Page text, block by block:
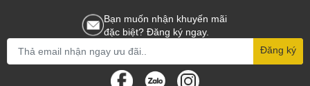
Bạn muốn nhận khuyến mãi
đặc biệt? Đăng ký ngay.
Đăng ký